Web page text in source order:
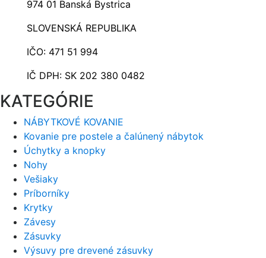
974 01 Banská Bystrica
SLOVENSKÁ REPUBLIKA
IČO: 471 51 994
IČ DPH: SK 202 380 0482
KATEGÓRIE
NÁBYTKOVÉ KOVANIE
Kovanie pre postele a čalúnený nábytok
Úchytky a knopky
Nohy
Vešiaky
Príborníky
Krytky
Závesy
Zásuvky
Výsuvy pre drevené zásuvky